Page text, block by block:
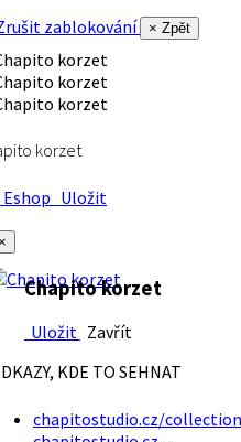
zablokování
× Zpět
korzet
Uložit
Chapito korzet
Uložit Zavřít
KDE TO SEHNAT
chapitostudio.cz/